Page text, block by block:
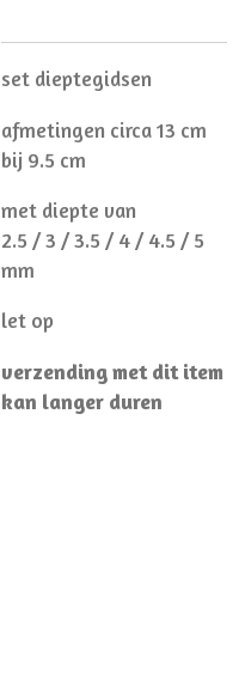
set dieptegidsen
afmetingen circa 13 cm
bij 9.5 cm
met diepte van
2.5 / 3 / 3.5 / 4 / 4.5 / 5
mm
let op
verzending met dit item
kan langer duren